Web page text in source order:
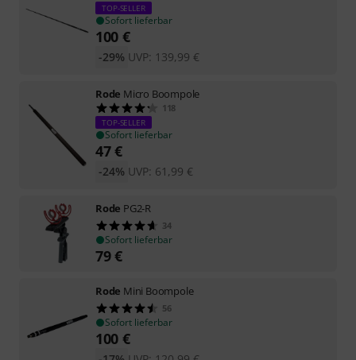
TOP-SELLER
Sofort lieferbar
100 €
UVP: 139,99 €
-29%
Rode Micro Boompole
118
TOP-SELLER
Sofort lieferbar
47€
UVP: 61,99 €
-24%
Rode PG2-R
34
Sofort lieferbar
79€
Rode Mini Boompole
56
Sofort lieferbar
100 €